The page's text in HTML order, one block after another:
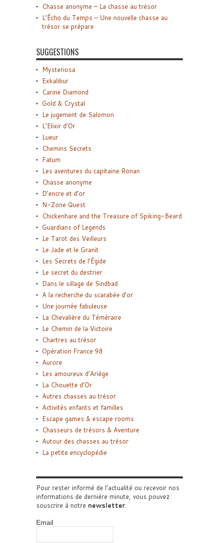
Chasse anonyme – La chasse au trésor
L’Écho du Temps – Une nouvelle chasse au
trésor se prépare
SUGGESTIONS
Mysteriosa
Exkalibur
Carine Diamond
Gold & Crystal
Le jugement de Salomon
L’Elixir d’Or
Lueur
Chemins Secrets
Fatum
Les aventures du capitaine Ronan
Chasse anonyme
D’encre et d’or
N-Zone Quest
Chickenhare and the Treasure of Spiking-Beard
Guardians of Legends
Le Tarot des Veilleurs
Le Jade et le Granit
Les Secrets de l’Égide
Le secret du destrier
Dans le sillage de Sindbad
A la recherche du scarabée d’or
Une journée fabuleuse
La Chevalière du Téméraire
Le Chemin de la Victoire
Chartres au trésor
Opération France 98
Aurore
Les amoureux d’Ariège
La Chouette d’Or
Autres chasses au trésor
Activités enfants et familles
Escape games & escape rooms
Chasseurs de trésors & Aventure
Autour des chasses au trésor
La petite encyclopédie
Pour rester informé de l'actualité ou recevoir nos
informations de dernière minute, vous pouvez
souscrire à notre newsletter
Email